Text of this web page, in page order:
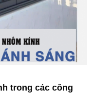
trong các công